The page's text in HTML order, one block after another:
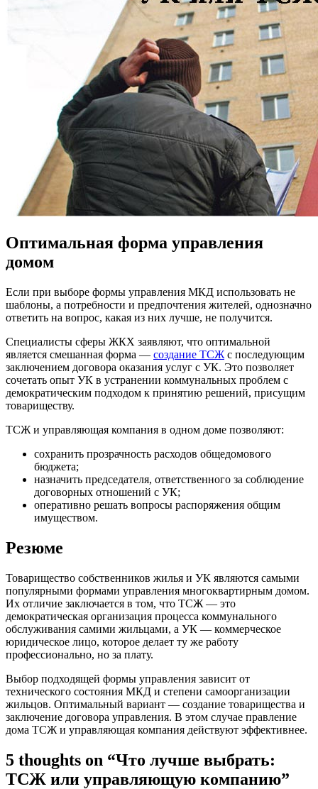
Оптимальная форма управления
домом
Если при выборе формы управления МКД использовать не
шаблоны, а потребности и предпочтения жителей, однозначно
ответить на вопрос, какая из них лучше, не получится.
Специалисты сферы ЖКХ заявляют, что оптимальной
является смешанная форма — создание ТСЖ с последующим
заключением договора оказания услуг с УК. Это позволяет
сочетать опыт УК в устранении коммунальных проблем с
демократическим подходом к принятию решений, присущим
товариществу.
ТСЖ и управляющая компания в одном доме позволяют:
сохранить прозрачность расходов общедомового
бюджета;
назначить председателя, ответственного за соблюдение
договорных отношений с УК;
оперативно решать вопросы распоряжения общим
имуществом.
Резюме
Товарищество собственников жилья и УК являются самыми
популярными формами управления многоквартирным домом.
Их отличие заключается в том, что ТСЖ — это
демократическая организация процесса коммунального
обслуживания самими жильцами, а УК — коммерческое
юридическое лицо, которое делает ту же работу
профессионально, но за плату.
Выбор подходящей формы управления зависит от
технического состояния МКД и степени самоорганизации
жильцов. Оптимальный вариант — создание товарищества и
заключение договора управления. В этом случае правление
дома ТСЖ и управляющая компания действуют эффективнее.
5 thoughts on “Что лучше выбрать:
ТСЖ или управляющую компанию”